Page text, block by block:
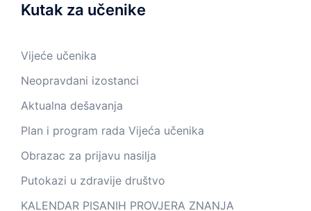
Kutak za učenike
Vijeće učenika
Neopravdani izostanci
Aktualna dešavanja
Plan i program rada Vijeća učenika
Obrazac za prijavu nasilja
Putokazi u zdravije društvo
KALENDAR PISANIH PROVJERA ZNANJA